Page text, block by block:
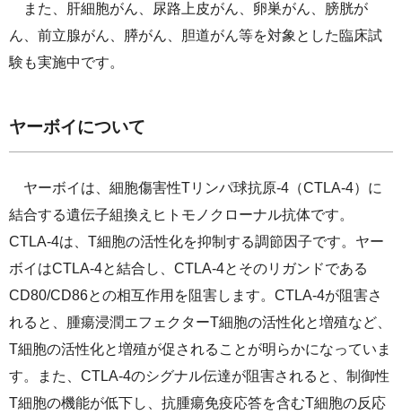
また、肝細胞がん、尿路上皮がん、卵巣がん、膀胱が
ん、前立腺がん、膵がん、胆道がん等を対象とした臨床試
験も実施中です。
ヤーボイについて
ヤーボイは、細胞傷害性Tリンパ球抗原-4（CTLA-4）に
結合する遺伝子組換えヒトモノクローナル抗体です。
CTLA-4は、T細胞の活性化を抑制する調節因子です。ヤー
ボイはCTLA-4と結合し、CTLA-4とそのリガンドである
CD80/CD86との相互作用を阻害します。CTLA-4が阻害さ
れると、腫瘍浸潤エフェクターT細胞の活性化と増殖など、
T細胞の活性化と増殖が促されることが明らかになっていま
す。また、CTLA-4のシグナル伝達が阻害されると、制御性
T細胞の機能が低下し、抗腫瘍免疫応答を含むT細胞の反応